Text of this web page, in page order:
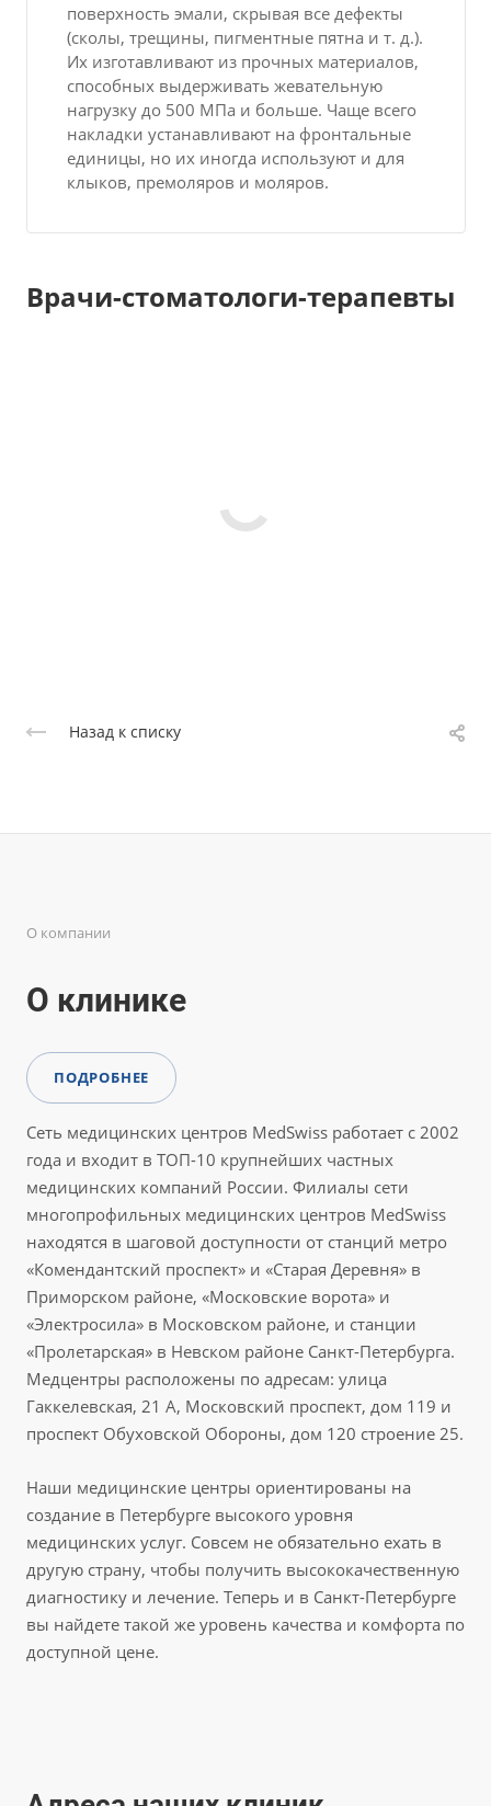
поверхность эмали, скрывая все дефекты
(сколы, трещины, пигментные пятна и т. д.).
Их изготавливают из прочных материалов,
способных выдерживать жевательную
нагрузку до 500 МПа и больше. Чаще всего
накладки устанавливают на фронтальные
единицы, но их иногда используют и для
клыков, премоляров и моляров.
Врачи-стоматологи-терапевты
Назад к списку
О компании
О клинике
ПОДРОБНЕЕ
Сеть медицинских центров MedSwiss работает с 2002
года и входит в ТОП-10 крупнейших частных
медицинских компаний России. Филиалы сети
многопрофильных медицинских центров MedSwiss
находятся в шаговой доступности от станций метро
«Комендантский проспект» и «Старая Деревня» в
Приморском районе, «Московские ворота» и
«Электросила» в Московском районе, и станции
«Пролетарская» в Невском районе Санкт-Петербурга.
Медцентры расположены по адресам: улица
Гаккелевская, 21 А, Московский проспект, дом 119 и
проспект Обуховской Обороны, дом 120 строение 25.
Наши медицинские центры ориентированы на
создание в Петербурге высокого уровня
медицинских услуг. Совсем не обязательно ехать в
другую страну, чтобы получить высококачественную
диагностику и лечение. Теперь и в Санкт-Петербурге
вы найдете такой же уровень качества и комфорта по
доступной цене.